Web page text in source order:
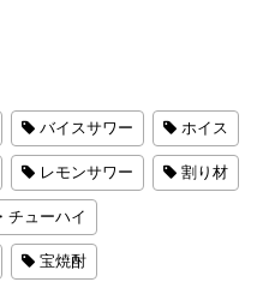
バイスサワー ホイス
レモンサワー 割り材
チューハイ
宝焼酎